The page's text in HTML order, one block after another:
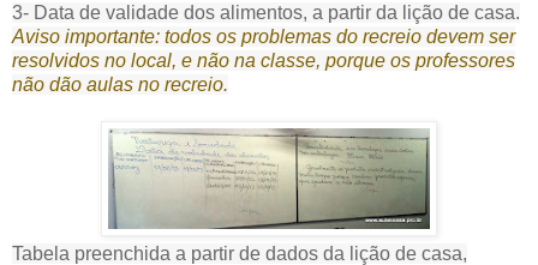
3- Data de validade dos alimentos, a partir da lição de casa.
Aviso importante: todos os problemas do recreio devem ser
resolvidos no local, e não na classe, porque os professores
não dão aulas no recreio.
Tabela preenchida a partir de dados da lição de casa,